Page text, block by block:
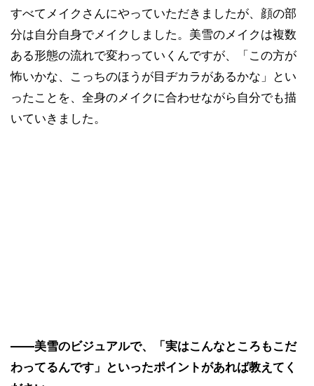
すべてメイクさんにやっていただきましたが、顔の部
分は自分自身でメイクしました。美雪のメイクは複数
ある形態の流れで変わっていくんですが、「この方が
怖いかな、こっちのほうが目ヂカラがあるかな」とい
ったことを、全身のメイクに合わせながら自分でも描
いていきました。
――美雪のビジュアルで、「実はこんなところもこだ
わってるんです」といったポイントがあれば教えてく